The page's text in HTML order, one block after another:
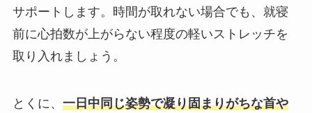
サポートします。時間が取れない場合でも、就寝
前に心拍数が上がらない程度の軽いストレッチを
取り入れましょう。
とくに、 一日中同じ姿勢で凝り固まりがちな首や